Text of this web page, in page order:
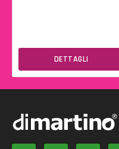
DETTAGLI